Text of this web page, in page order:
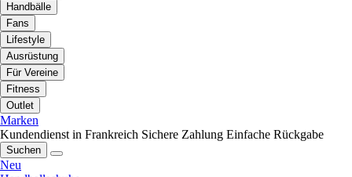
Handbälle
Fans
Lifestyle
Ausrüstung
Für Vereine
Fitness
Outlet
Marken
Kundendienst in Frankreich Sichere Zahlung Einfache Rückgabe
Suchen
Neu